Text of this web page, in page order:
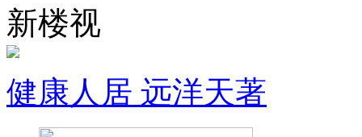
新楼视
健康人居 远洋天著